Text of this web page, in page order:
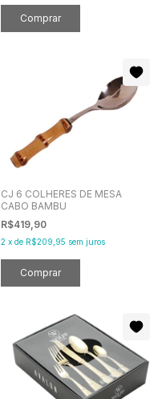
CJ 6 COLHERES DE MESA
CABO BAMBU
R$419,90
2 x de R$209,95 sem juros